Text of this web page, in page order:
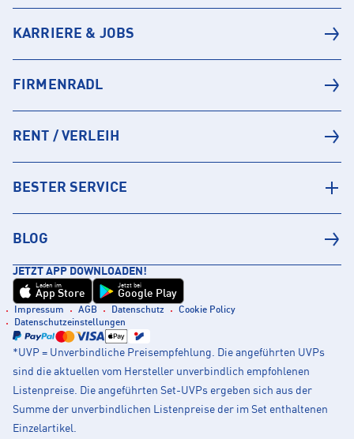
KARRIERE & JOBS
FIRMENRADL
RENT / VERLEIH
BESTER SERVICE
BLOG
JETZT APP DOWNLOADEN!
Laden im
App Store
Jetzt bei
Google Play
Impressum AGB Datenschutz
Cookie Policy
Datenschutzeinstellungen
*UVP = Unverbindliche Preisempfehlung. Die angeführten UVPs
sind die aktuellen vom Hersteller unverbindlich empfohlenen
Listenpreise. Die angeführten Set-UVPs ergeben sich aus der
Summe der unverbindlichen Listenpreise der im Set enthaltenen
Einzelartikel.